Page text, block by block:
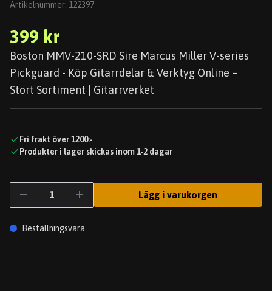
Artikelnummer: 122397
399 kr
Boston MMV-210-SRD Sire Marcus Miller V-series
Pickguard - Köp Gitarrdelar & Verktyg Online –
Stort Sortiment | Gitarrverket
Fri frakt över 1200:-
Produkter i lager skickas inom 1-2 dagar
Lägg i varukorgen
Beställningsvara